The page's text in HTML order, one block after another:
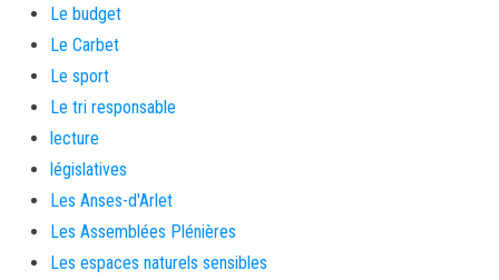
Le budget
Le Carbet
Le sport
Le tri responsable
lecture
législatives
Les Anses-d'Arlet
Les Assemblées Plénières
Les espaces naturels sensibles